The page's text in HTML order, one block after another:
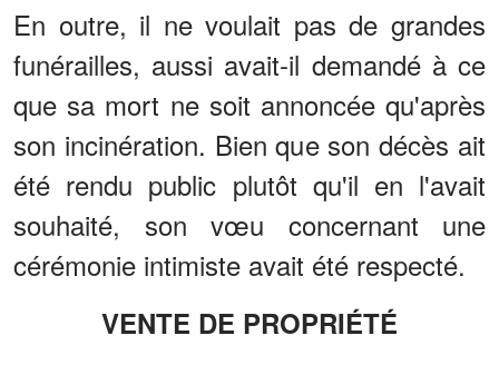
En outre, il ne voulait pas de grandes
funérailles, aussi avait-il demandé à ce
que sa mort ne soit annoncée qu'après
son incinération. Bien que son décès ait
été rendu public plutôt qu'il en l'avait
souhaité, son vœu concernant une
cérémonie intimiste avait été respecté.
VENTE DE PROPRIÉTÉ